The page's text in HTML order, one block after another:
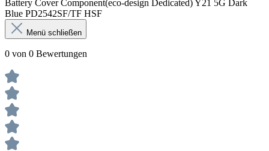
Battery Cover Component(eco-design Dedicated) Y21 5G Dark
Blue PD2542SF/TF HSF
Menü schließen
0 von 0 Bewertungen